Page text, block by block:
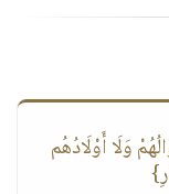
وَلَا أَوْلَادُهُم